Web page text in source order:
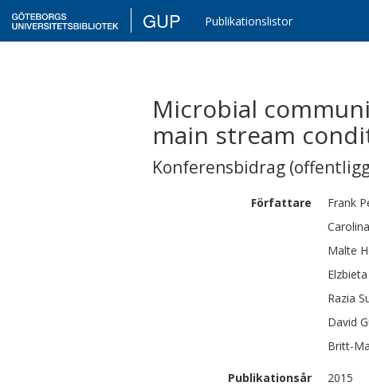
GUP Publikationslistor
Microbial
main stream
Konferensbidrag
Författare Frank
Carolina
Malte
Elzbieta
Razia
David
Britt-
Publikationsår
2015